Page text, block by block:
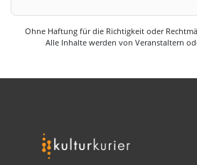
Ohne Haftung für die Richtigkeit oder
Alle Inhalte werden von Veranstaltern